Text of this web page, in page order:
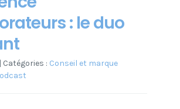
: le duo
| Catégories : Conseil et marque